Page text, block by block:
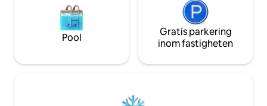
Pool
Gratis parkering
inom fastigheten